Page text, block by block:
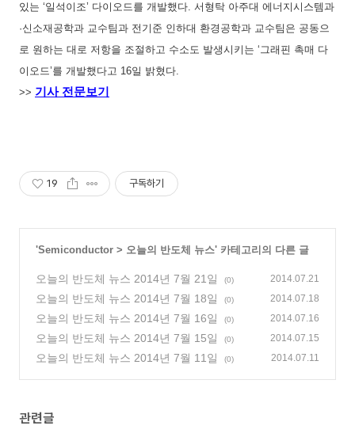
있는 ‘일석이조’ 다이오드를 개발했다. 서형탁 아주대 에너지시스템과
·신소재공학과 교수팀과 전기준 인하대 환경공학과 교수팀은 공동으
로 원하는 대로 저항을 조절하고 수소도 발생시키는 ‘그래핀 촉매 다
이오드’를 개발했다고 16일 밝혔다.
>> 기사 전문보기
19 구독하기
'Semiconductor > 오늘의 반도체 뉴스' 카테고리의 다른 글
오늘의 반도체 뉴스 2014년 7월 21일 (0) 2014.07.21
오늘의 반도체 뉴스 2014년 7월 18일 (0) 2014.07.18
오늘의 반도체 뉴스 2014년 7월 16일 (0) 2014.07.16
오늘의 반도체 뉴스 2014년 7월 15일 (0) 2014.07.15
오늘의 반도체 뉴스 2014년 7월 11일 (0) 2014.07.11
관련글